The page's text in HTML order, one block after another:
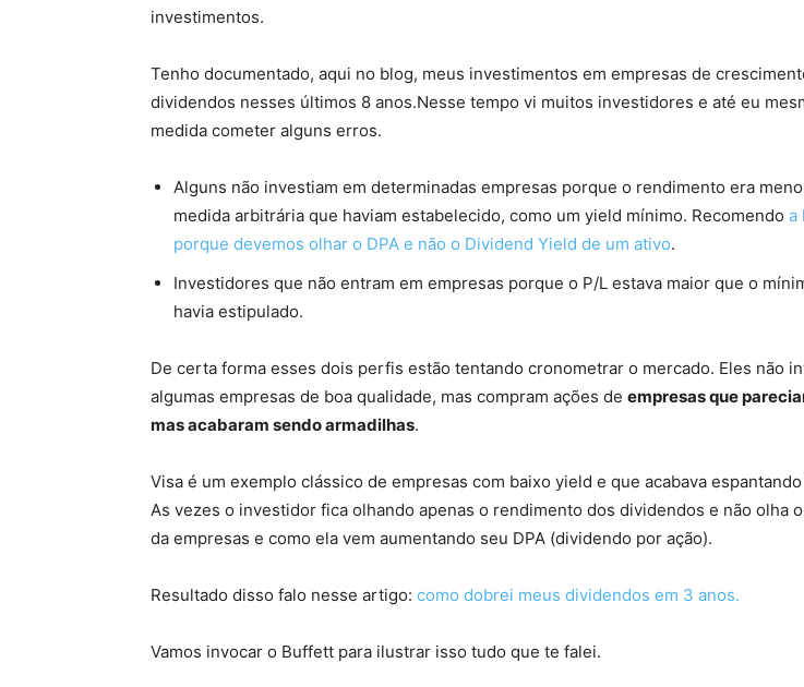
investimentos.
Tenho documentado, aqui no blog, meus investimentos em empresas de
dividendos nesses últimos 8 anos.Nesse tempo vi muitos investidores e até eu
medida cometer alguns erros.
Alguns não investiam em determinadas empresas porque o rendimento era
medida arbitrária que haviam estabelecido, como um yield mínimo. Recomendo a
porque devemos olhar o DPA e não o Dividend Yield de um ativo.
Investidores que não entram em empresas porque o P/L estava maior que o
havia estipulado.
De certa forma esses dois perfis estão tentando cronometrar o mercado. Eles não
algumas empresas de boa qualidade, mas compram ações de empresas que
mas acabaram sendo armadilhas.
Visa é um exemplo clássico de empresas com baixo yield e que acabava
As vezes o investidor fica olhando apenas o rendimento dos dividendos e não olha
da empresas e como ela vem aumentando seu DPA (dividendo por ação).
Resultado disso falo nesse artigo: como dobrei meus dividendos em 3 anos.
Vamos invocar o Buffett para ilustrar isso tudo que te falei.